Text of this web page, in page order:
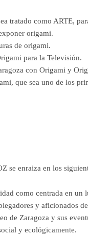
tratado como ARTE,
origami.
de origami.
para la Televisión.
con Origami y
que sea uno de los
se enraiza en los
como centrada en un
y aficionados
de Zaragoza y sus
y ecológicamente.